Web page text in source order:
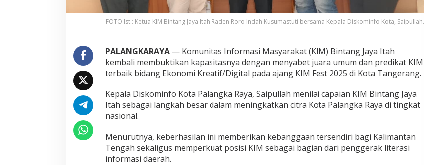
FOTO Ist.: Ketua KIM Bintang Jaya Itah Raden Roro Indah Kusumastuti bersama Kepala Diskominfo Kota, Saipullah.
PALANGKARAYA— Komunitas Informasi Masyarakat (KIM) Bintang Jaya Itah
kembali membuktikan kapasitasnya dengan menyabet juara umum dan predikat KIM
terbaik bidang Ekonomi Kreatif/Digital pada ajang KIM Fest 2025 di Kota Tangerang.
Kepala Diskominfo Kota Palangka Raya, Saipullah menilai capaian KIM Bintang Jaya
Itah sebagai langkah besar dalam meningkatkan citra Kota Palangka Raya di tingkat
nasional.
Menurutnya, keberhasilan ini memberikan kebanggaan tersendiri bagi Kalimantan
Tengah sekaligus memperkuat posisi KIM sebagai bagian dari penggerak literasi
informasi daerah.